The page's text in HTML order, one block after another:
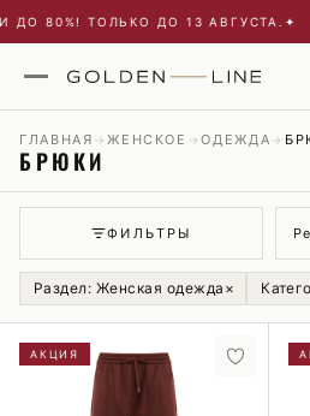
80%! ТОЛЬКО ДО 13 АВГУСТА.✦
ГЛАВНАЯ →ЖЕНСКОЕ →ОДЕЖДА →
БРЮКИ
ФИЛЬТРЫ
Раздел: Женская одежда ×
АКЦИЯ